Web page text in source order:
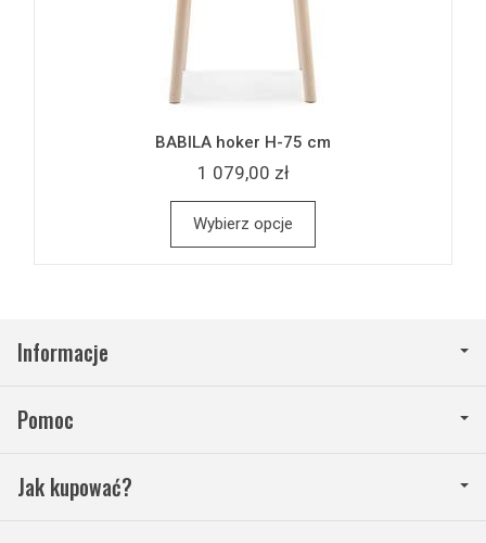
BABILA hoker H-75 cm
1 079,00 zł
Wybierz opcje
Informacje
Pomoc
Jak kupować?